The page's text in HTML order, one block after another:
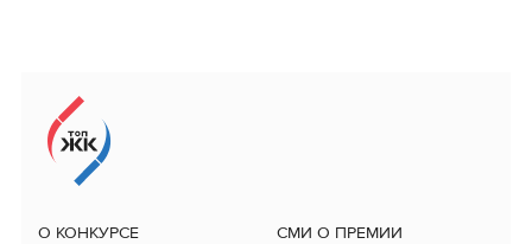
О КОНКУРСЕ СМИ О ПРЕМИИ